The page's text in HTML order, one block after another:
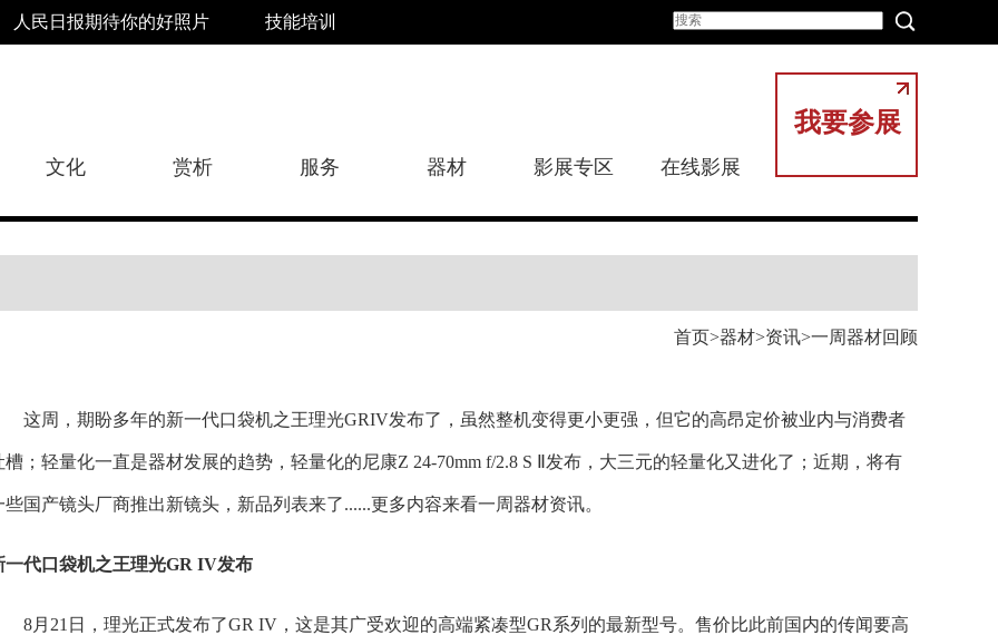
人民日报期待你的好照片 技能培训
我要参展
文化 赏析 服务 器材 影展专区 在线影展
首页 器材 资讯 一周器材回顾
这周，期盼多年的新一代口袋机之王理光GRIV发布了，虽然整机变得更小更强，但它的高昂定价被业内与消费者
槽；轻量化一直是器材发展的趋势，轻量化的尼康Z 24-70mm f/2.8 S Ⅱ发布，大三元的轻量化又进化了；近期，将有
些国产镜头厂商推出新镜头，新品列表来了......更多内容来看一周器材资讯。
一代口袋机之王理光GR IV发布
8月21日，理光正式发布了GR IV，这是其广受欢迎的高端紧凑型GR系列的最新型号。售价比此前国内的传闻要高